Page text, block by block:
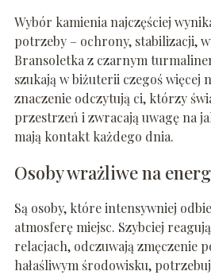
Wybór kamienia najczęściej
potrzeby – ochrony, stabilizacji,
Bransoletka z czarnym
szukają w biżuterii czegoś więcej
znaczenie odczytują ci, którzy
przestrzeń i zwracają uwagę na
mają kontakt każdego dnia.
Osoby wrażliwe na
Są osoby, które intensywniej
atmosferę miejsc. Szybciej
relacjach, odczuwają zmęczenie
hałaśliwym środowisku,